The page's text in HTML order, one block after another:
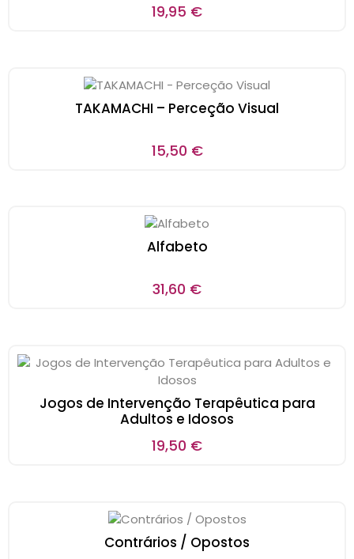
19,95 €
TAKAMACHI – Perceção Visual
15,50 €
Alfabeto
31,60 €
Jogos de Intervenção Terapêutica para
Adultos e Idosos
19,50 €
Contrários / Opostos